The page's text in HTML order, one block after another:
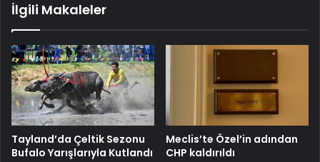
İlgili Makaleler
Tayland’da Çeltik Sezonu
Bufalo Yarışlarıyla Kutlandı
Meclis’te Özel’in adından
CHP kaldırıldı